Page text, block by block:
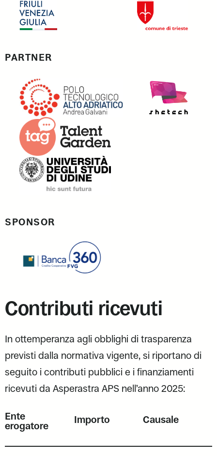
PARTNER
SPONSOR
Contributi ricevuti
In ottemperanza agli obblighi di trasparenza
previsti dalla normativa vigente, si riportano di
seguito i contributi pubblici e i finanziamenti
ricevuti da Asperastra APS nell’anno 2025:
Ente
erogatore
Importo Causale